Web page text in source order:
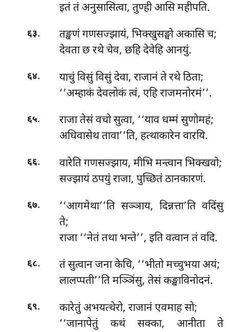
इतं तं अनुसासित्वा, तुण्ही आसि महीपति.
६३. तङ्खणंगणसज्झायं, भिक्खुसङ्घो अकासि च;
देवता छ रथे चेव, छहि देवेहि आनयुं.
६४.
याचुं विसुं विसुं देवा, राजानं ते रथे ठिता;
‘‘अम्हाकं देवलोकं त्वं, एहि राजमनोरमं’’.
६५.
राजा तेसं वचो सुत्वा, ‘‘याव धम्मं सुणोमहं;
अधिवासेथ तावा’’ति, हत्थाकारेन वारयि.
६६.
वारेति गणसज्झाय, मीभि मन्त्वान भिक्खवो;
सज्झायं ठपयुं राजा, पुच्छितं ठानकारणं.
६७.
‘‘आगमेथा’’ति सञ्ञाय, दिन्नत्ता’ति वदिंसु
ते;
राजा ‘‘नेतं तथा भन्ते’’, इति वत्वान तं वदि.
६८.
तं सुत्वान जना केचि, ‘‘भीतो मच्चुभया अयं;
लालप्पती’’ति मञ्ञिंसु, तेसं कङ्खाविनोदनं.
६९.
कारेतुं अभयत्थेरो, राजानं एवमाह सो;
‘‘जानापेतुं कथं सक्का, आनीता ते